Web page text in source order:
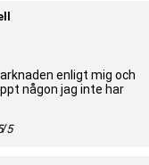
enligt mig och
någon jag inte har
5